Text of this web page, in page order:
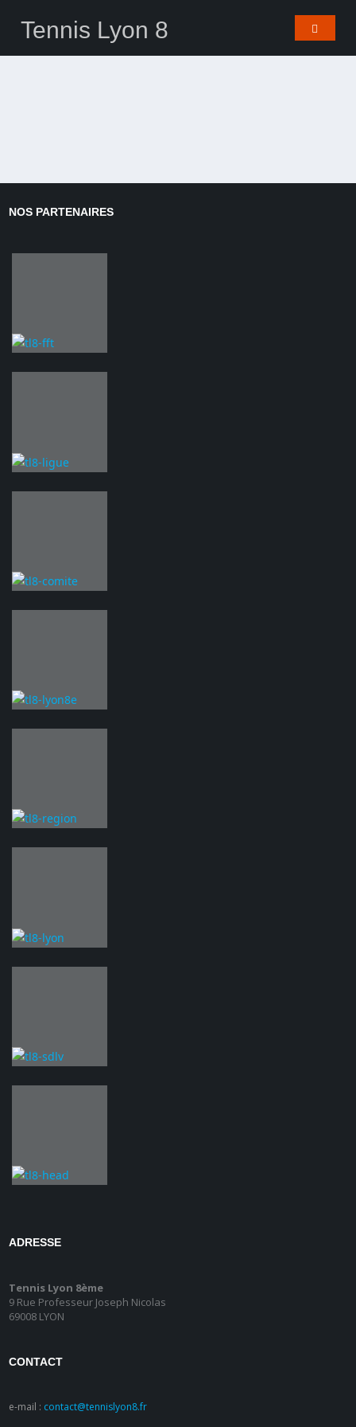
Tennis Lyon 8
NOS PARTENAIRES
ADRESSE
Tennis Lyon 8ème
9 Rue Professeur Joseph Nicolas
69008 LYON
CONTACT
e-mail : contact@tennislyon8.fr